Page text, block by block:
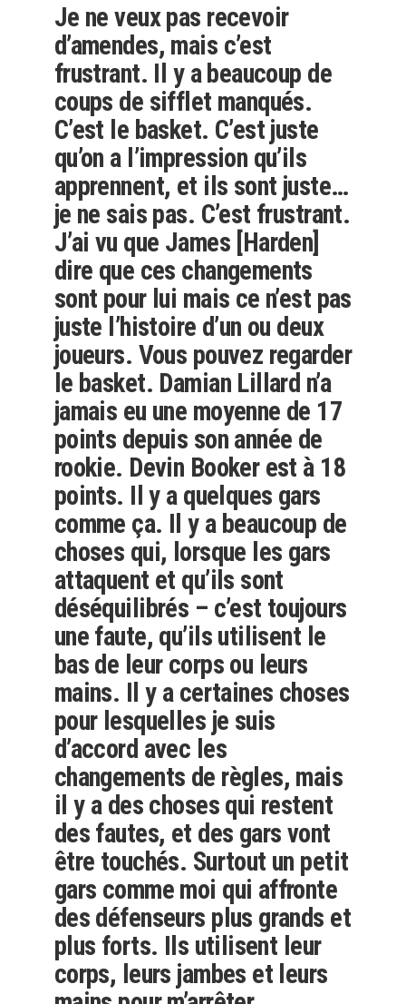
Je ne veux pas recevoir
d’amendes, mais c’est
frustrant. Il y a beaucoup de
coups de sifflet manqués.
C’est le basket. C’est juste
qu’on a l’impression qu’ils
apprennent, et ils sont juste…
je ne sais pas. C’est frustrant.
J’ai vu que James [Harden]
dire que ces changements
sont pour lui mais ce n’est pas
juste l’histoire d’un ou deux
joueurs. Vous pouvez regarder
le basket. Damian Lillard n’a
jamais eu une moyenne de 17
points depuis son année de
rookie. Devin Booker est à 18
points. Il y a quelques gars
comme ça. Il y a beaucoup de
choses qui, lorsque les gars
attaquent et qu’ils sont
déséquilibrés – c’est toujours
une faute, qu’ils utilisent le
bas de leur corps ou leurs
mains. Il y a certaines choses
pour lesquelles je suis
d’accord avec les
changements de règles, mais
il y a des choses qui restent
des fautes, et des gars vont
être touchés. Surtout un petit
gars comme moi qui affronte
des défenseurs plus grands et
plus forts. Ils utilisent leur
corps, leurs jambes et leurs